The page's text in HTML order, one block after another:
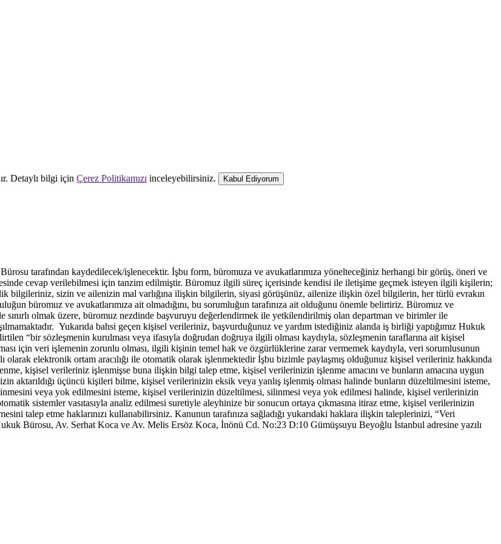
Detaylı bilgi için Çerez Politikamızı inceleyebilirsiniz. Kabul Ediyorum
tarafından kaydedilecek/işlenecektir. İşbu form, büromuza ve avukatlarımıza yönelteceğiniz herhangi bir görüş, öneri ve
cevap verilebilmesi için tanzim edilmiştir. Büromuz ilgili süreç içerisinde kendisi ile iletişime geçmek isteyen ilgili kişilerin;
bilgileriniz, sizin ve ailenizin mal varlığına ilişkin bilgilerin, siyasi görüşünüz, ailenize ilişkin özel bilgilerin, her türlü evrakın
büromuz ve avukatlarımıza ait olmadığını, bu sorumluğun tarafınıza ait olduğunu önemle belirtiriz. Büromuz ve
sınırlı olmak üzere, büromuz nezdinde başvuruyu değerlendirmek ile yetkilendirilmiş olan departman ve birimler ile
Yukarıda bahsi geçen kişisel verileriniz, başvurduğunuz ve yardım istediğiniz alanda iş birliği yaptığımız Hukuk
“bir sözleşmenin kurulması veya ifasıyla doğrudan doğruya ilgili olması kaydıyla, sözleşmenin taraflarına ait kişisel
için veri işlemenin zorunlu olması, ilgili kişinin temel hak ve özgürlüklerine zarar vermemek kaydıyla, veri sorumlusunun
elektronik ortam aracılığı ile otomatik olarak işlenmektedir İşbu bizimle paylaşmış olduğunuz kişisel verileriniz hakkında
kişisel verileriniz işlenmişse buna ilişkin bilgi talep etme, kişisel verilerinizin işlenme amacını ve bunların amacına uygun
aktarıldığı üçüncü kişileri bilme, kişisel verilerinizin eksik veya yanlış işlenmiş olması halinde bunların düzeltilmesini isteme,
veya yok edilmesini isteme, kişisel verilerinizin düzeltilmesi, silinmesi veya yok edilmesi halinde, kişisel verilerinizin
sistemler vasıtasıyla analiz edilmesi suretiyle aleyhinize bir sonucun ortaya çıkmasına itiraz etme, kişisel verilerinizin
talep etme haklarınızı kullanabilirsiniz. Kanunun tarafınıza sağladığı yukarıdaki haklara ilişkin taleplerinizi, “Veri
Bürosu, Av. Serhat Koca ve Av. Melis Ersöz Koca, İnönü Cd. No:23 D:10 Gümüşsuyu Beyoğlu İstanbul adresine yazılı